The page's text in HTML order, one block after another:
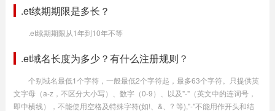
.et续期期限是多长？
.et续期期限从1年到10年不等
.et域名长度为多少？有什么注册规则？
个别域名最低1个字符，一般最低2个字符起，最多63个字符。只提供英
文字母（a-z，不区分大小写）、数字（0-9）、以及"-"（英文中的连词号，
即中横线），不能使用空格及特殊字符(如!、&、? 等),"-"不能用作开头和结